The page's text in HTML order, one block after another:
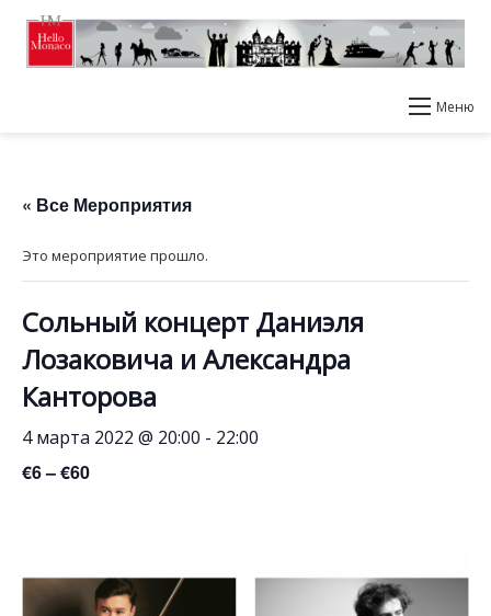
Меню
« Все Мероприятия
Это мероприятие прошло.
Сольный концерт Даниэля
Лозаковича и Александра
Канторова
4 марта 2022 @ 20:00 - 22:00
€6 – €60